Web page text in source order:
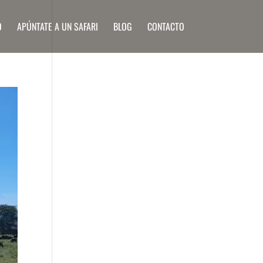
APÚNTATE A UN SAFARI BLOG CONTACTO